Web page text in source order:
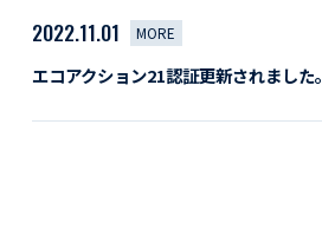
2022.11.01 MORE
エコアクション21認証更新されました。